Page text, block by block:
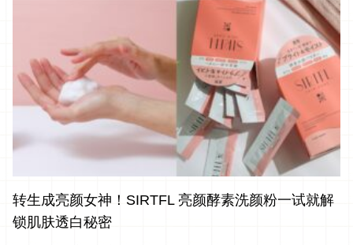
转生成亮颜女神！SIRTFL 亮颜酵素洗颜粉一试就解
锁肌肤透白秘密